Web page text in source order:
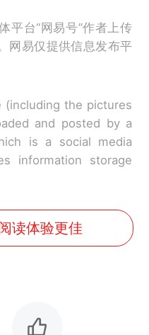
平台“网易号”作者上传
网易仅提供信息发布平
the pictures
and posted by a
is a social media
information storage
读体验更佳